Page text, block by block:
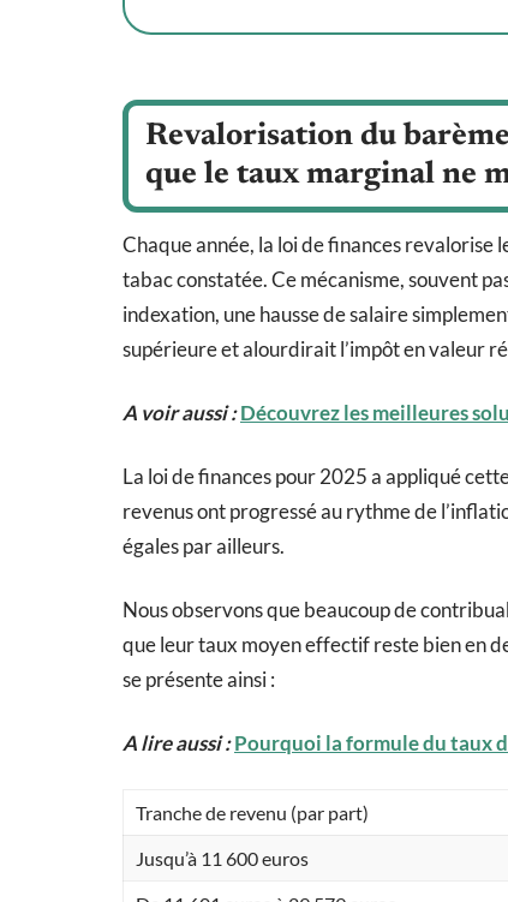
Revalorisation du
que le taux marginal ne
Chaque année, la loi de finances revalorise
tabac constatée. Ce mécanisme, souvent
indexation, une hausse de salaire
supérieure et alourdirait l’impôt en valeur
A voir aussi :Découvrez les meilleures
La loi de finances pour 2025 a appliqué
revenus ont progressé au rythme de
égales par ailleurs.
Nous observons que beaucoup de
que leur taux moyen effectif reste bien en
se présente ainsi :
A lire aussi :Pourquoi la formule du taux
Tranche de revenu (par part)
Jusqu’à 11 600 euros